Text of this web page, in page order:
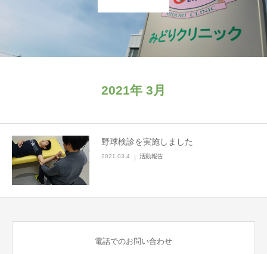
2021年 3月
野球検診を実施しました
2021.03.4 活動報告
電話でのお問い合わせ
メディカルフィットネス SHL